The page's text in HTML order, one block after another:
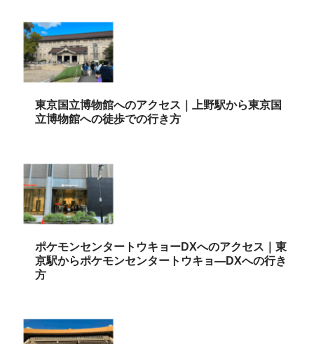
東京国立博物館へのアクセス｜上野駅から東京国
立博物館への徒歩での行き方
ポケモンセンタートウキョーDXへのアクセス｜東
京駅からポケモンセンタートウキョ―DXへの行き
方